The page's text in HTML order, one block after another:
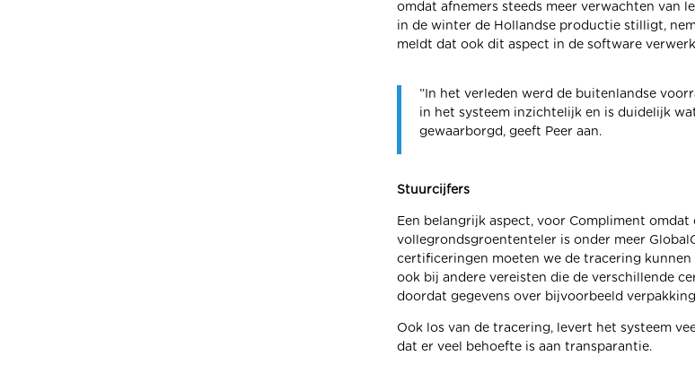
omdat afnemers steeds meer verwachten van
in de winter de Hollandse productie stilligt,
meldt dat ook dit aspect in de software
”In het verleden werd de buitenlandse
in het systeem inzichtelijk en is duidelijk
gewaarborgd, geeft Peer aan.
Stuurcijfers
Een belangrijk aspect, voor Compliment
vollegrondsgroententeler is onder meer
certificeringen moeten we de tracering kunnen
ook bij andere vereisten die de verschillende
doordat gegevens over bijvoorbeeld
Ook los van de tracering, levert het systeem
dat er veel behoefte is aan transparantie.